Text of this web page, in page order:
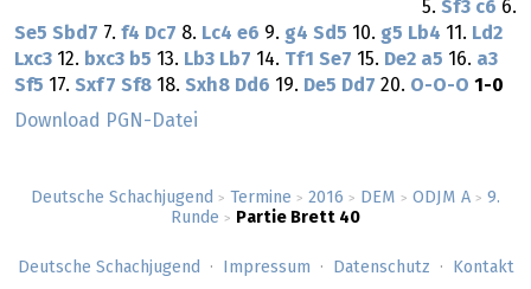
Deutsche Schachjugend > Termine > 2016 > DEM > ODJM A > 9.
Runde > Partie Brett 40
5. Sf3 c6 6.
Se5 Sbd7 7. f4 Dc7 8. Lc4 e6 9. g4 Sd5 10. g5 Lb4 11. Ld2
Lxc3 12. bxc3 b5 13. Lb3 Lb7 14. Tf1 Se7 15. De2 a5 16. a3
Sf5 17. Sxf7 Sf8 18. Sxh8 Dd6 19. De5 Dd7 20. O-O-O 1-0
Download PGN-Datei
Deutsche Schachjugend Impressum Datenschutz Kontakt